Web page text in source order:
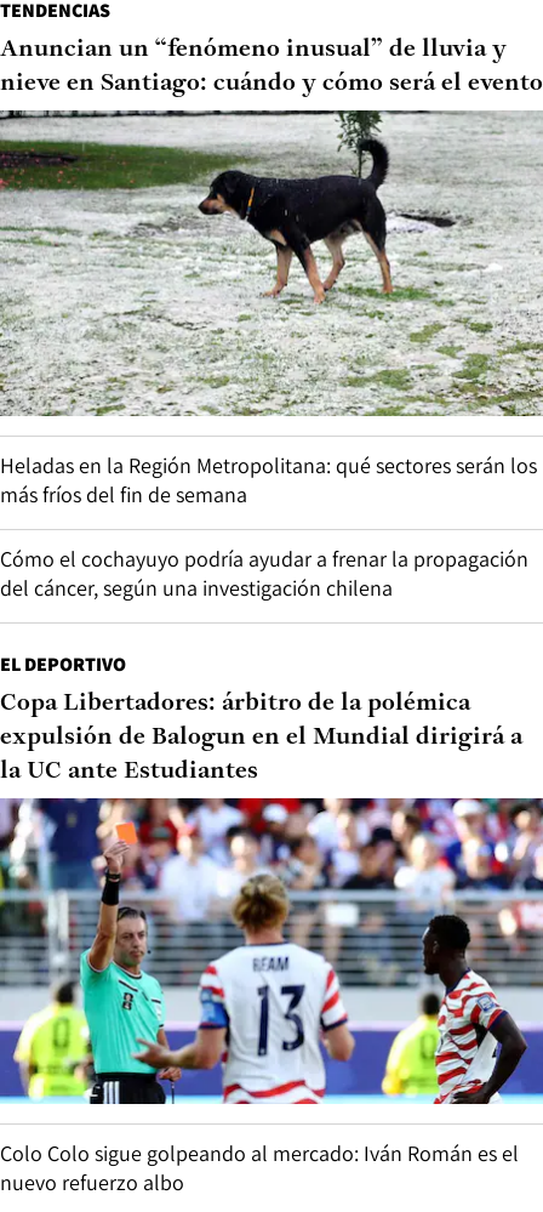
TENDENCIAS
Anuncian un “fenómeno inusual” de lluvia y
nieve en Santiago: cuándo y cómo será el evento
Heladas en la Región Metropolitana: qué sectores serán los
más fríos del fin de semana
Cómo el cochayuyo podría ayudar a frenar la propagación
del cáncer, según una investigación chilena
EL DEPORTIVO
Copa Libertadores: árbitro de la polémica
expulsión de Balogun en el Mundial dirigirá a
la UC ante Estudiantes
Colo Colo sigue golpeando al mercado: Iván Román es el
nuevo refuerzo albo